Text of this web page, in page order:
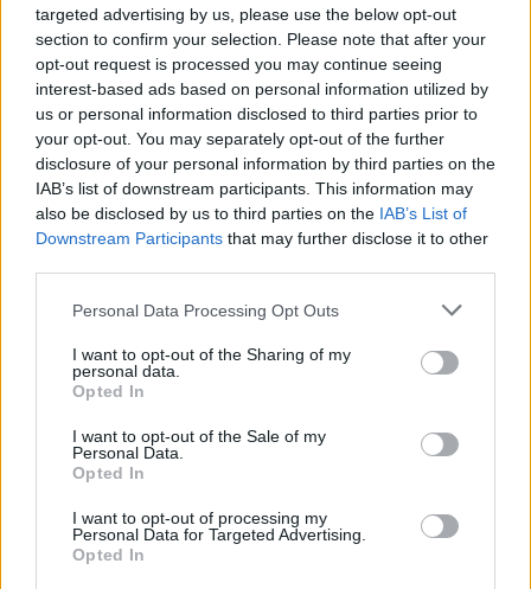
targeted advertising by us, please use the below opt-out
section to confirm your selection. Please note that after your
opt-out request is processed you may continue seeing
interest-based ads based on personal information utilized by
us or personal information disclosed to third parties prior to
your opt-out. You may separately opt-out of the further
disclosure of your personal information by third parties on the
IAB’s list of downstream participants. This information may
also be disclosed by us to third parties on the IAB’s List of
Downstream Participants that may further disclose it to other
Personal Data Processing Opt Outs
I want to opt-out of the Sharing of my
personal data.
Opted In
I want to opt-out of the Sale of my
Personal Data.
Opted In
I want to opt-out of processing my
Personal Data for Targeted Advertising.
Opted In
09:10
Πάρος: Στο επίκεντρο των ερευνών ο 69χρονος
“ναυαγοσώστης” - Τι ορίζει ο νόμος
Θεσσαλονίκη: Τέσσερα άτομα χτύπησαν 19χρονο για να
τον ληστέψουν στο Ωραιόκαστρο
08:57
Τουρισμός για όλους 2026 -2027: Διαθέσιμη η
πλατφόρμα για όλα τα ΑΦΜ
Ηλεία: Σοβαρός τραυματισμός 31χρονης μητέρας στη
θάλασσα στο Βαρθολομιό, συνελήφθη ο σύζυγός της
08:37
Σέρρες: Η καταγγελία του 66χρονου για ξυλοδαρμό από
συγγενείς λίγες ώρες πριν τον θάνατό του
08:32
Φωτιά στον Κουβαρά Αττικής: Καίει κοντά σε οικισμό -